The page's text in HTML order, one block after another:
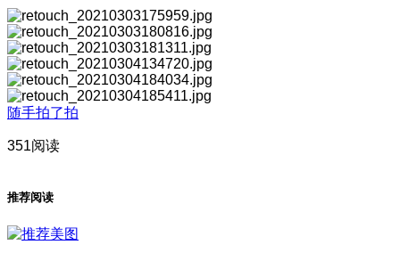
随手拍了拍
351阅读
推荐阅读